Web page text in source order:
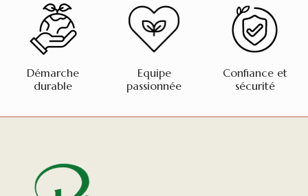
Démarche
durable
Equipe
passionnée
Confiance et
sécurité